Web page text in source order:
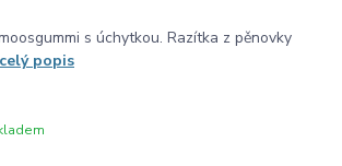
s úchytkou. Razítka z pěnovky
celý popis